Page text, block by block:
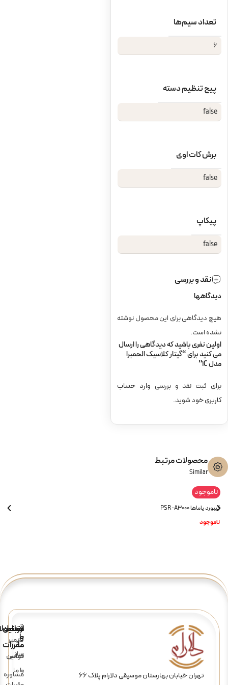
اکوستیک، گیتارهای کلاسیک، گیتارهای
الکتریکی و …. .
تعداد سیم‌ها
6
پیچ تنظیم دسته
false
برش کات‌ اوی
false
پیکاپ
false
نقد و بررسی
دیدگاهها
هیچ دیدگاهی برای این محصول نوشته
نشده است.
اولین نفری باشید که دیدگاهی را ارسال
می کنید برای “گیتار کلاسیک الحمبرا
مدل 1C”
برای ثبت نقد و بررسی وارد حساب
کاربری خودشوید.
محصولات مرتبط
Similar
ناموجود
کیبورد یاماها PSR-A3000
ناموجود
تهران خیابان بهارستان موسیقی دلارام پلاک 66
تعمیر
ساز
مشاوره
قوانین
و
مقررات
قوانین
و
ارتباط
با
ما
تماس
با ما